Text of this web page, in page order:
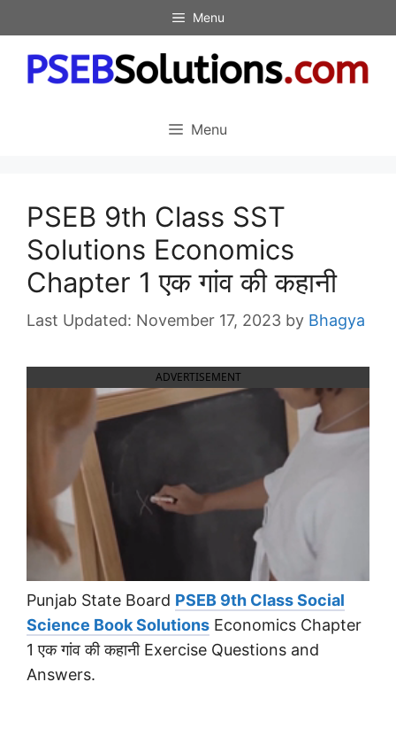
to
content
Menu
Menu
PSEB 9th Class SST
Solutions Economics
Chapter 1 एक गांव की कहानी
November 17, 2023 by Bhagya
ADVERTISEMENT
Punjab State Board PSEB 9th Class Social
Science Book Solutions Economics Chapter
1 एक गांव की कहानी Exercise Questions and
Answers.